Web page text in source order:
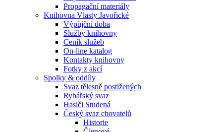
Propagační materiály
Knihovna Vlasty Javořické
Výpůjční doba
Služby knihovny
Ceník služeb
On-line katalog
Kontakty knihovny
Fotky z akcí
Spolky & oddíly
Svaz tělesně postižených
Rybářský svaz
Hasiči Studená
Český svaz chovatelů
Historie